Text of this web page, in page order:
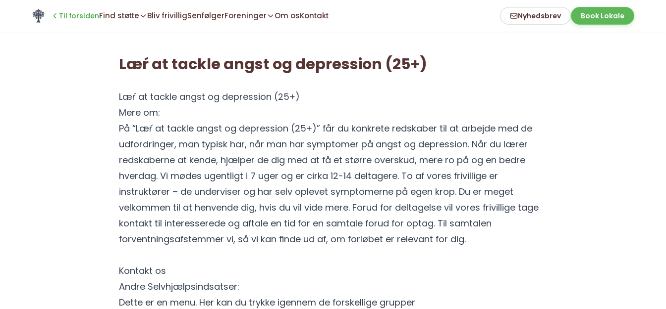
Til forsidenFind støtte Bliv frivilligSenfølgerForeninger Om osKontakt Nyhedsbrev Book Lokale
Lær´ at tackle angst og depression (25+)
Lær´ at tackle angst og depression (25+)
Mere om:
På “Lær´ at tackle angst og depression (25+)” får du konkrete redskaber til at arbejde med de
udfordringer, man typisk har, når man har symptomer på angst og depression. Når du lærer
redskaberne at kende, hjælper de dig med at få et større overskud, mere ro på og en bedre
hverdag. Vi mødes ugentligt i 7 uger og er cirka 12-14 deltagere. To af vores frivillige er
instruktører – de underviser og har selv oplevet symptomerne på egen krop. Du er meget
velkommen til at henvende dig, hvis du vil vide mere. Forud for deltagelse vil vores frivillige tage
kontakt til interesserede og aftale en tid for en samtale forud for optag. Til samtalen
forventningsafstemmer vi, så vi kan finde ud af, om forløbet er relevant for dig.
Kontakt os
Andre Selvhjælpsindsatser:​​
Dette er en menu. Her kan du trykke igennem de forskellige grupper